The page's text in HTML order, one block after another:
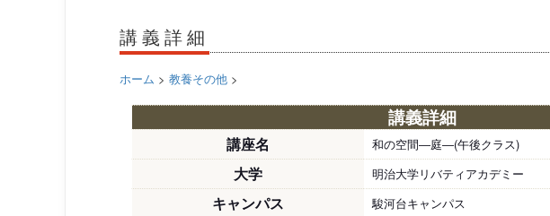
講義詳細
ホーム > 教養その他 >
講義詳細
講座名 和の空間―庭―(午後クラス)
大学 明治大学リバティアカデミー
キャンパス 駿河台キャンパス